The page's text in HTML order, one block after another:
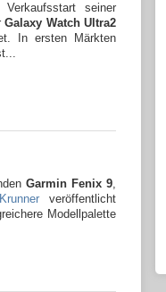
seiner
Galaxy Watch Ultra2
In ersten Märkten
Garmin Fenix 9,
veröffentlicht
Modellpalette